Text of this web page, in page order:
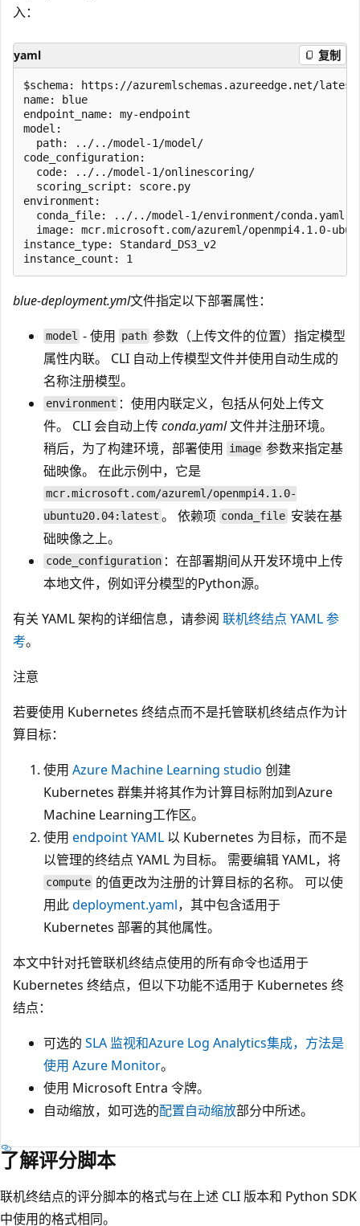
入：
yaml 复制
$schema: https://azuremlschemas.azureedge.net/latest/
name: blue
endpoint_name: my-endpoint
model:
  path: ../../model-1/model/
code_configuration:
  code: ../../model-1/onlinescoring/
  scoring_script: score.py
environment:
  conda_file: ../../model-1/environment/conda.yaml
image: mcr.microsoft.com/azureml/openmpi4.1.0-
instance_type: Standard_DS3_v2
blue-deployment.yml文件指定以下部署属性：
model - 使用 path参数（上传文件的位置）指定模型
属性内联。 CLI 自动上传模型文件并使用自动生成的
名称注册模型。
environment ：使用内联定义，包括从何处上传文
件。 CLI 会自动上传conda.yaml文件并注册环境。
稍后，为了构建环境，部署使用 image 参数来指定基
础映像。 在此示例中，它是
mcr.microsoft.com/azureml/openmpi4.1.0-
ubuntu20.04:latest 。 依赖项 conda_file 安装在基
础映像之上。
code_configuration ：在部署期间从开发环境中上传
本地文件，例如评分模型的Python源。
有关 YAML 架构的详细信息，请参阅 联机终结点 YAML 参
考。
注意
若要使用 Kubernetes 终结点而不是托管联机终结点作为计
算目标：
使用 Azure Machine Learning studio 创建
Kubernetes 群集并将其作为计算目标附加到Azure
Machine Learning工作区。
使用 endpoint YAML 以 Kubernetes 为目标，而不是
以管理的终结点 YAML 为目标。 需要编辑 YAML，将
compute 的值更改为注册的计算目标的名称。 可以使
用此deployment.yaml，其中包含适用于
Kubernetes 部署的其他属性。
本文中针对托管联机终结点使用的所有命令也适用于
Kubernetes 终结点，但以下功能不适用于 Kubernetes 终
结点：
可选的 SLA 监视和Azure Log Analytics集成，方法是
使用 Azure Monitor。
使用 Microsoft Entra 令牌。
自动缩放，如可选的配置自动缩放部分中所述。
了解评分脚本
联机终结点的评分脚本的格式与在上述 CLI 版本和 Python SDK
中使用的格式相同。